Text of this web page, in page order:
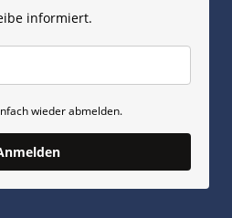
informiert.
wieder abmelden.